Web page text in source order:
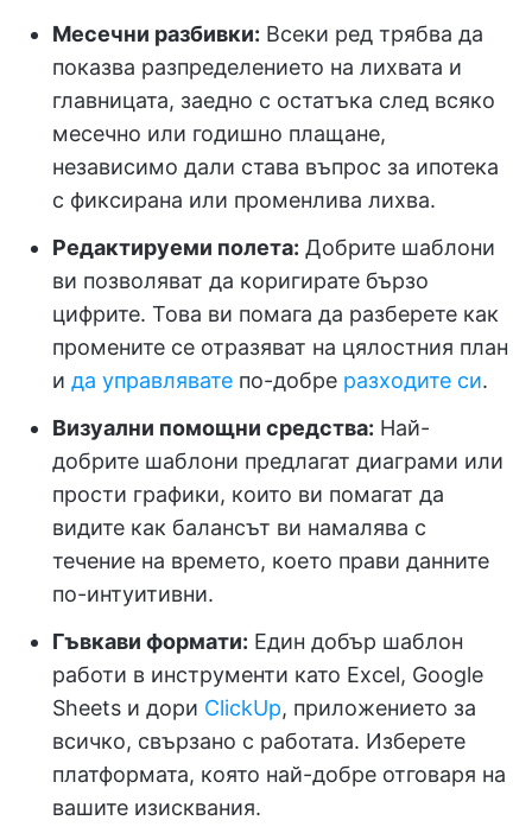
Месечни разбивки: Всеки ред трябва да
показва разпределението на лихвата и
главницата, заедно с остатъка след всяко
месечно или годишно плащане,
независимо дали става въпрос за ипотека
с фиксирана или променлива лихва.
Редактируеми полета: Добрите шаблони
ви позволяват да коригирате бързо
цифрите. Това ви помага да разберете как
промените се отразяват на цялостния план
и да управлявате по-добре разходите си.
Визуални помощни средства: Най-
добрите шаблони предлагат диаграми или
прости графики, които ви помагат да
видите как балансът ви намалява с
течение на времето, което прави данните
по-интуитивни.
Гъвкави формати: Един добър шаблон
работи в инструменти като Excel, Google
Sheets и дори ClickUp, приложението за
всичко, свързано с работата. Изберете
платформата, която най-добре отговаря на
вашите изисквания.